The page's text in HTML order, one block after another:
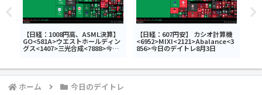
【日経：1008円高、ASML決算】
GO<581A>ウエストホールディン
グス<1407>三光合成<7888>今日
【日経：607円安】 カシオ計算機
<6952>MIXI<2121>Abalance<3
856>今日のデイトレ8月3日
ホーム 今日のデイトレ